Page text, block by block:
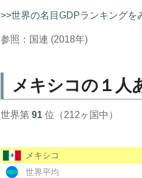
>>世界の名目GDPランキングを
参照：国連 (2018年)
メキシコの１人
世界第 91 位（212ヶ国中）
メキシコ
世界平均